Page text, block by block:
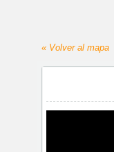
« Volver al mapa